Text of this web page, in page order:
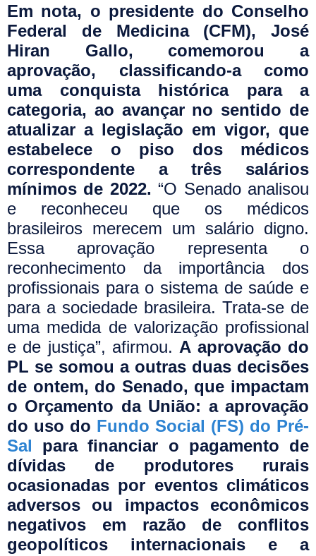
Em nota, o presidente do Conselho
Federal de Medicina (CFM), José
Hiran Gallo, comemorou a
aprovação, classificando-a como
uma conquista histórica para a
categoria, ao avançar no sentido de
atualizar a legislação em vigor, que
estabelece o piso dos médicos
correspondente a três salários
mínimos de 2022.“O Senado analisou
e reconheceu que os médicos
brasileiros merecem um salário digno.
Essa aprovação representa o
reconhecimento da importância dos
profissionais para o sistema de saúde e
para a sociedade brasileira. Trata-se de
uma medida de valorização profissional
e de justiça”, afirmou. A aprovação do
PL se somou a outras duas decisões
de ontem, do Senado, que impactam
o Orçamento da União: a aprovação
do uso do Fundo Social (FS) do Pré-
Sal
para financiar o pagamento de
dívidas de produtores rurais
ocasionadas por eventos climáticos
adversos ou impactos econômicos
negativos em razão de conflitos
geopolíticos internacionais e a